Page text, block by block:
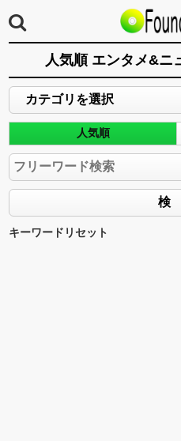
人気順 エンタメ&ニ
人気順
キーワードリセット